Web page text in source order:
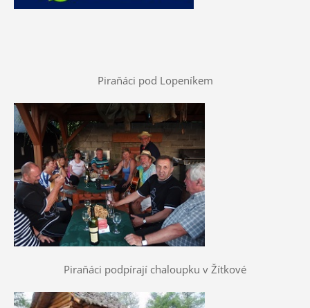
Piraňáci pod Lopeníkem
Piraňáci podpírají chaloupku v Žítkové